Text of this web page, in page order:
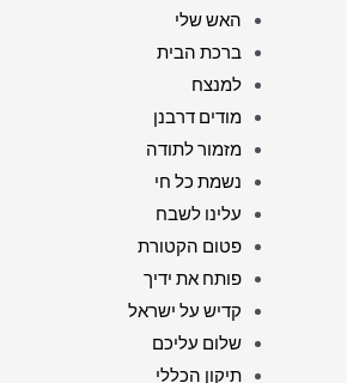
האש שלי
ברכת הבית
למנצח
מודים דרבנן
מזמור לתודה
נשמת כל חי
עלינו לשבח
פטום הקטורת
פותח את ידיך
קדיש על ישראל
שלום עליכם
תיקון הכללי